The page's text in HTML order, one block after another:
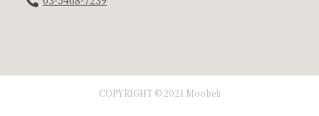
COPYRIGHT © 2021 Moobeli